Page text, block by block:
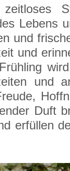
zeitloses
Lebens
und
und
und
Duft
erfüllen